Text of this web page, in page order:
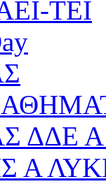
ΤΕΙ
ΔΔΕ
Α